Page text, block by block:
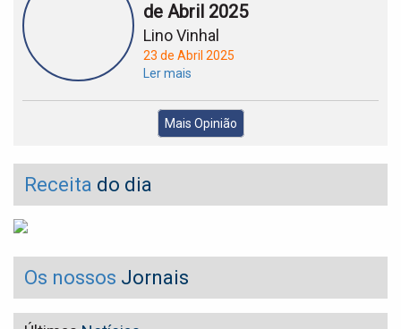
de Abril 2025
Lino Vinhal
23 de Abril 2025
Ler mais
Mais Opinião
Receita do dia
Os nossos Jornais